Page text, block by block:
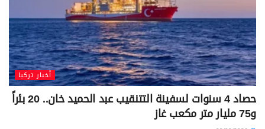
أخبار تركيا
حصاد 4 سنوات لسفينة التتنقيب عبد الحميد خان.. 20 بئراً
و75 مليار متر مكعب غاز